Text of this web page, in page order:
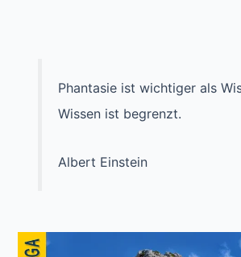
Phantasie ist wichtiger als
Wissen ist begrenzt.
Albert Einstein